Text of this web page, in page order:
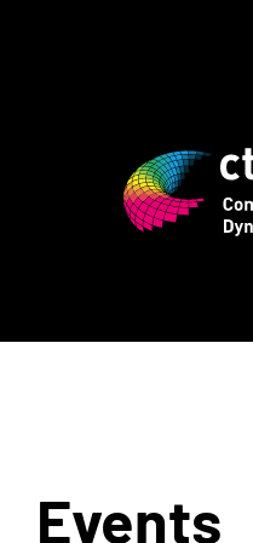
Early Bird
Events